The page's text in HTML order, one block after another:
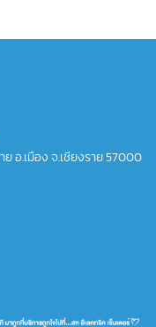
ย อ.เมือง จ.เชียงราย 57000